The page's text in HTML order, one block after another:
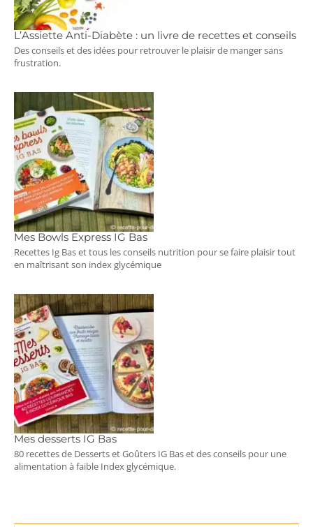
L’Assiette Anti-Diabète : un livre de recettes et conseils
Des conseils et des idées pour retrouver le plaisir de manger sans
frustration.
Mes Bowls Express IG Bas
Recettes Ig Bas et tous les conseils nutrition pour se faire plaisir tout
en maîtrisant son index glycémique
Mes desserts IG Bas
80 recettes de Desserts et Goûters IG Bas et des conseils pour une
alimentation à faible Index glycémique.